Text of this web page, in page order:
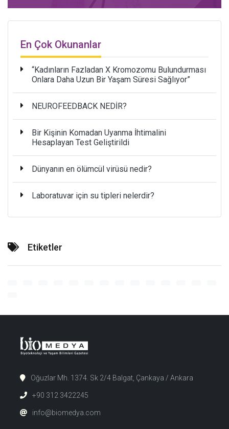
En Çok Okunanlar
“Kadınların Fazladan X Kromozomu Bulundurması
Onlara Daha Uzun Bir Yaşam Süresi Sağlıyor”
NEUROFEEDBACK NEDİR?
Bir Kişinin Komadan Uyanma İhtimalini
Hesaplayan Test Geliştirildi
Dünyanın en ölümcül virüsü nedir?
Laboratuvar için su tipleri nelerdir?
Etiketler
Oğuzlar Mh. 1374. Sk 2/4 Balgat, Çankaya / Ankara
+90 312 3422245
info@biomedya.com